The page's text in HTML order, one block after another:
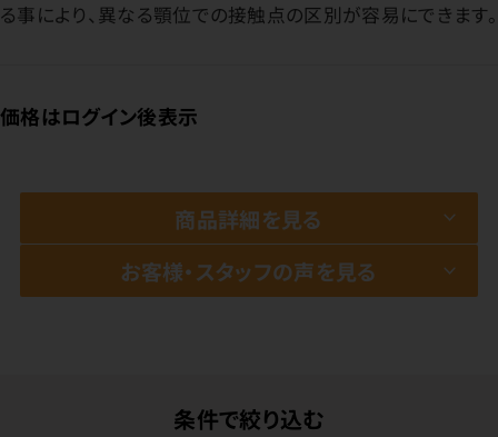
る事により、異なる顎位での接触点の区別が容易にできます。
価格はログイン後表示
商品詳細を見る
お客様・スタッフの声を見る
条件で絞り込む